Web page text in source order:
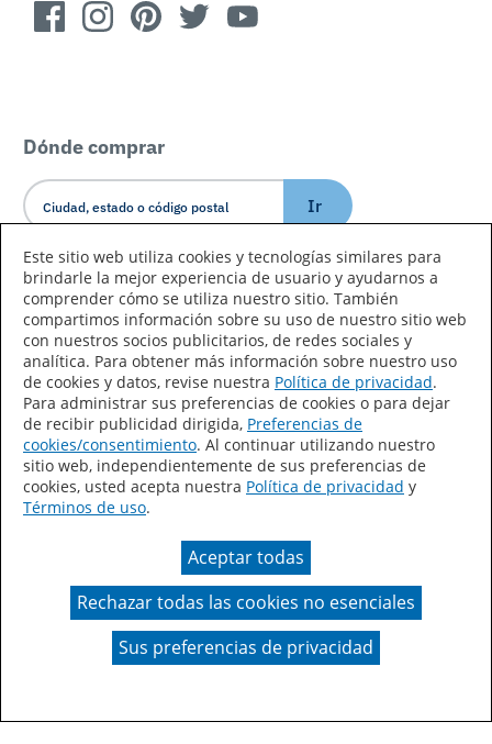
Dónde comprar
Ir
Idioma/País
Declaración de accesibilidad
Mapa del sitio
Términos de uso
Privacidad
Ley de Cadenas de Suministro de California
Coil Coatings
Un color real puede variar en comparación con la
© 2026 Valspar Todos los derechos reservados.
Este sitio web utiliza cookies y tecnologías similares para
brindarle la mejor experiencia de usuario y ayudarnos a
comprender cómo se utiliza nuestro sitio. También
compartimos información sobre su uso de nuestro sitio web
con nuestros socios publicitarios, de redes sociales y
analítica. Para obtener más información sobre nuestro uso
de cookies y datos, revise nuestra Política de privacidad.
Para administrar sus preferencias de cookies o para dejar
de recibir publicidad dirigida, Preferencias de
cookies/consentimiento. Al continuar utilizando nuestro
sitio web, independientemente de sus preferencias de
cookies, usted acepta nuestra Política de privacidad y
Términos de uso.
Aceptar todas
Rechazar todas las cookies no esenciales
Sus preferencias de privacidad